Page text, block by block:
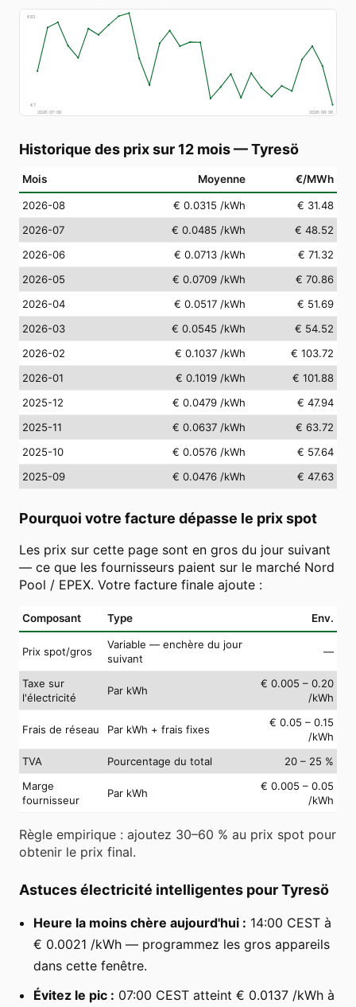
€83
€7
2026-07-08
2026-08-06
Historique des prix sur 12 mois—Tyresö
Mois Moyenne €/MWh
2026-08 € 0.0315 /kWh
€ 31.48
2026-07
€ 0.0485 /kWh
€ 48.52
2026-06
€ 0.0713 /kWh
€ 71.32
2026-05
€ 0.0709 /kWh
€ 70.86
2026-04
€ 0.0517 /kWh
€ 51.69
2026-03
€ 0.0545 /kWh
€ 54.52
2026-02
€ 0.1037 /kWh
€ 103.72
2026-01
€ 0.1019 /kWh
€ 101.88
2025-12
€ 0.0479 /kWh
€ 47.94
2025-11
€ 0.0637 /kWh
€ 63.72
2025-10
€ 0.0576 /kWh
€ 57.64
2025-09
€ 0.0476 /kWh € 47.63
Pourquoi votre facture dépasse le prix spot
Les prix sur cette page sont en gros du jour suivant
— ce que les fournisseurs paient sur le marché Nord
Pool / EPEX. Votre facture finale ajoute :
Composant Type Env.
Prix spot/gros
Variable — enchère du jour
suivant
—
Taxe sur
l'électricité
Par kWh
€ 0.005 – 0.20
/kWh
Frais de réseau Par kWh + frais fixes
€ 0.05 – 0.15
/kWh
TVA
Pourcentage du total
20 – 25 %
Marge
fournisseur
Par kWh
€ 0.005 – 0.05
/kWh
Règle empirique : ajoutez 30–60 % au prix spot pour
obtenir le prix final.
Astuces électricité intelligentes pour Tyresö
Heure la moins chère aujourd'hui : 14:00 CEST à
€ 0.0021 /kWh — programmez les gros appareils
dans cette fenêtre.
Évitez le pic : 07:00 CEST atteint € 0.0137 /kWh à